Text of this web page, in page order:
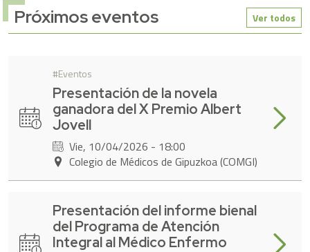
Próximos eventos Ver todos
Eventos
Presentación de la novela
ganadora del X Premio Albert
Jovell
Vie, 10/04/2026 - 18:00
Colegio de Médicos de Gipuzkoa (COMGI)
Leer más
Presentación del informe bienal
del Programa de Atención
Integral al Médico Enfermo
Leer más